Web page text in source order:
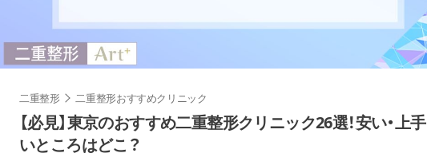
二重整形 二重整形おすすめクリニック
【必見】東京のおすすめ二重整形クリニック26選！安い・上手
いところはどこ？